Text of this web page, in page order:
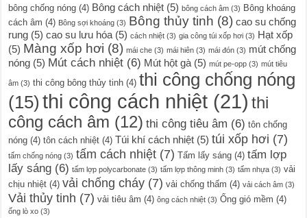
bông chống nóng (4) Bông cách nhiệt (5) bông cách âm (3) Bông khoáng
cách âm (4) Bông sợi khoáng (3) Bông thủy tinh (8) cao su chống
rung (5) cao su lưu hóa (5) cách nhiệt (3) gia công túi xốp hơi (3) Hạt xốp
(5) Màng xốp hơi (8) mái che (3) mái hiên (3) mái đón (3) mút chống
nóng (5) Mút cách nhiệt (6) Mút hột gà (5) mút pe-opp (3) mút tiêu
âm (3) thi công bông thủy tinh (4) thi công chống nóng
(15) thi công cách nhiệt (21) thi
công cách âm (12) thi công tiêu âm (6) tôn chống
nóng (4) tôn cách nhiệt (4) Túi khí cách nhiệt (5) túi xốp hơi (7)
tấm chống nóng (3) tấm cách nhiệt (7) Tấm lấy sáng (4) tấm lợp
lấy sáng (6) tấm lợp polycarbonate (3) tấm lợp thông minh (3) tấm nhựa (3) vải
chịu nhiệt (4) vải chống cháy (7) vải chống thấm (4) vải cách âm (3)
Vải thủy tinh (7) vải tiêu âm (4) ông cách nhiệt (3) Ống gió mềm (4)
ống lò xo (3)